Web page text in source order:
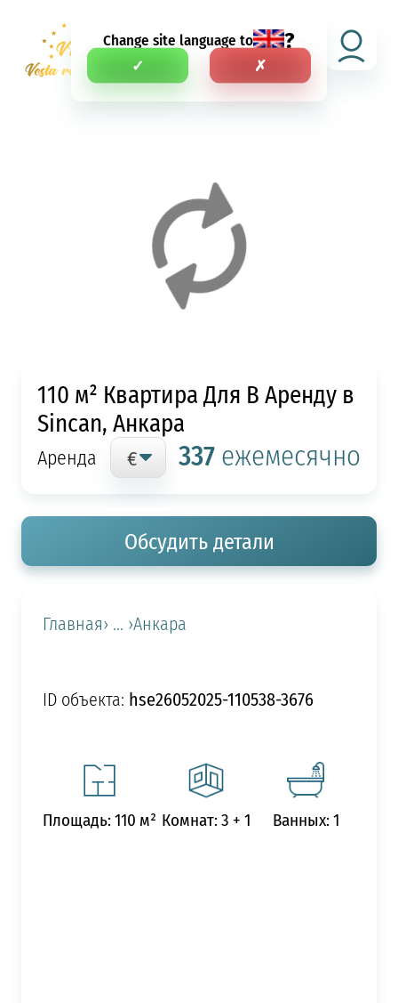
Change site language to ?
✓ ✗
RU
110 м² Квартира Для В Аренду в
Sincan, Анкара
Аренда 337ежемесячно
Обсудить детали
Главная› ... ›Анкара
ID объекта: hse26052025-110538-3676
Площадь: 110 м² Комнат: 3 + 1 Ванных: 1